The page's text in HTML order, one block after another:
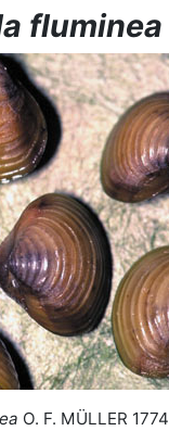
fluminea
O. F. MÜLLER 1774